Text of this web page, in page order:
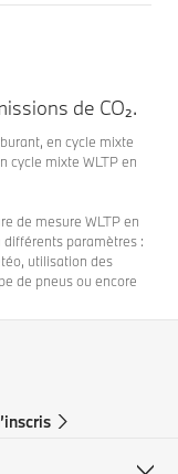
de CO₂.
en cycle mixte
cycle mixte WLTP en
de mesure WLTP en
différents paramètres :
utilisation des
de pneus ou encore